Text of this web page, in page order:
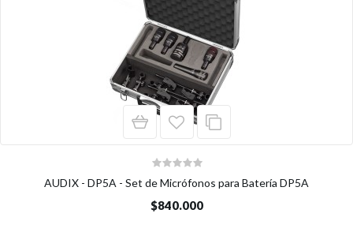
AUDIX - DP5A - Set de Micrófonos para Batería DP5A
$840.000